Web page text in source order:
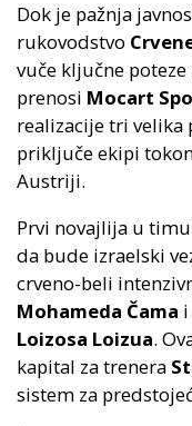
Dok je pažnja
rukovodstvo
vuče ključne
prenosi Mocart
realizacije tri velika
priključe ekipi
Austriji.
Prvi novajlija u timu
da bude izraelski
crveno-beli
Mohameda Čama i
Loizosa Loizua.
kapital za trenera
sistem za